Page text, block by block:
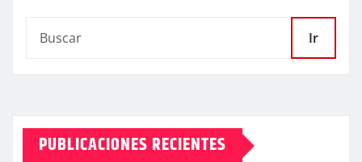
Ir
PUBLICACIONES RECIENTES